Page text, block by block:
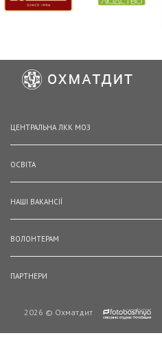
ЦЕНТРАЛЬНА ЛКК МОЗ
ОСВІТА
НАШІ ВАКАНСІЇ
ВОЛОНТЕРАМ
ПАРТНЕРИ
2026 © Охматдит